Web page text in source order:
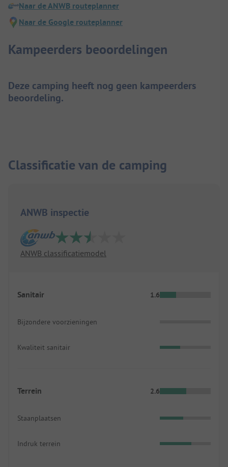
Naar de ANWB routeplanner
Naar de Google routeplanner
Kampeerders beoordelingen
Deze camping heeft nog geen kampeerders
beoordeling.
Classificatie van de camping
ANWB inspectie
ANWB classificatiemodel
Sanitair 1.6
Bijzondere voorzieningen
Kwaliteit sanitair
Terrein 2.6
Staanplaatsen
Indruk terrein